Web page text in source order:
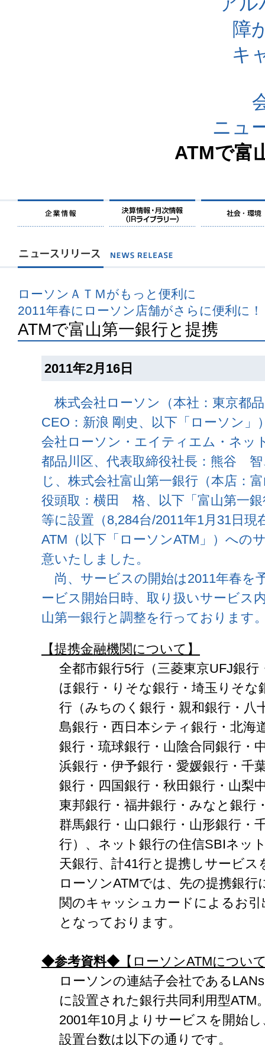
障
キ
ニュ
ATMで富
ローソンＡＴＭがもっと便利に
2011年春にローソン店舗がさらに便利に！
ATMで富山第一銀行と提携
2011年2月16日
株式会社ローソン（本社：東京都
CEO：新浪 剛史、以下「ローソン」
会社ローソン・エイティエム・ネッ
都品川区、代表取締役社長：熊谷
じ、株式会社富山第一銀行（本店：
役頭取：横田 格、以下「富山第一
等に設置（8,284台/2011年1月31日現
ATM（以下「ローソンATM」）への
意いたしました。
尚、サービスの開始は2011年春を
ービス開始日時、取り扱いサービス
山第一銀行と調整を行っております
【提携金融機関について】
全都市銀行5行（三菱東京UFJ銀
ほ銀行・りそな銀行・埼玉りそな
行（みちのく銀行・親和銀行・八
島銀行・西日本シティ銀行・北海
銀行・琉球銀行・山陰合同銀行・
浜銀行・伊予銀行・愛媛銀行・千
銀行・四国銀行・秋田銀行・山梨
東邦銀行・福井銀行・みなと銀行
群馬銀行・山口銀行・山形銀行・
行）、ネット銀行の住信SBIネッ
天銀行、計41行と提携しサービ
ローソンATMでは、先の提携銀行
関のキャッシュカードによるお
となっております。
◆参考資料◆【ローソンATMについ
ローソンの連結子会社である
に設置された銀行共同利用型ATM
2001年10月よりサービスを開始
設置台数は以下の通りです。